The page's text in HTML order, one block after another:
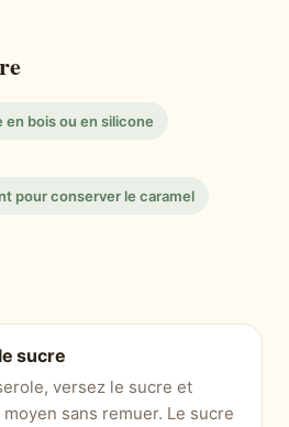
en bois ou en silicone
pour conserver le caramel
sucre
versez le sucre et
sans remuer. Le sucre